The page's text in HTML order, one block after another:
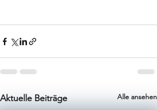
Aktuelle Beiträge Alle ansehen